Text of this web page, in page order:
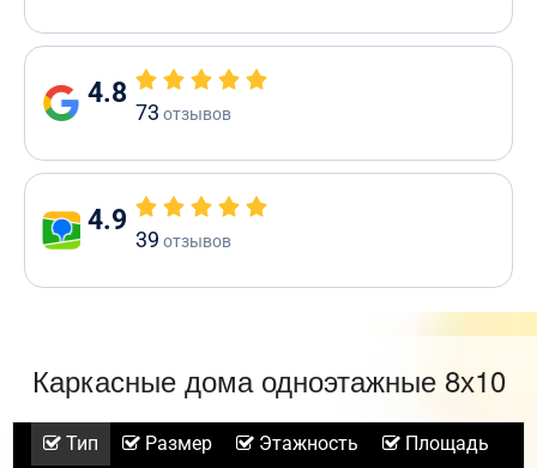
4.8
73 отзывов
4.9
39 отзывов
Каркасные дома одноэтажные 8х10
Тип Размер Этажность
Площадь